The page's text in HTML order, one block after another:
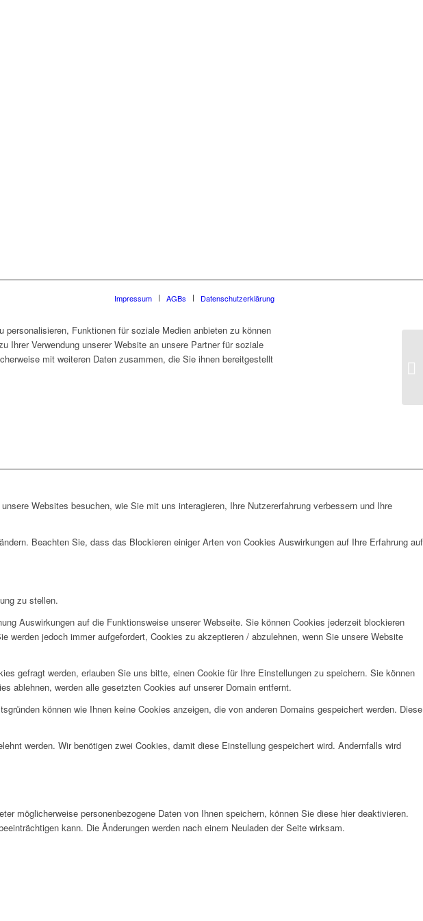
Impressum AGBs Datenschutzerklärung
Funktionen für soziale Medien anbieten zu können
Ihrer Verwendung unserer Website an unsere Partner für soziale
mit weiteren Daten zusammen, die Sie ihnen bereitgestellt
Websites besuchen, wie Sie mit uns interagieren, Ihre Nutzererfahrung verbessern und Ihre
Beachten Sie, dass das Blockieren einiger Arten von Cookies Auswirkungen auf Ihre Erfahrung auf
zu stellen.
Auswirkungen auf die Funktionsweise unserer Webseite. Sie können Cookies jederzeit blockieren
jedoch immer aufgefordert, Cookies zu akzeptieren / abzulehnen, wenn Sie unsere Website
gefragt werden, erlauben Sie uns bitte, einen Cookie für Ihre Einstellungen zu speichern. Sie können
ablehnen, werden alle gesetzten Cookies auf unserer Domain entfernt.
können wie Ihnen keine Cookies anzeigen, die von anderen Domains gespeichert werden. Diese
werden. Wir benötigen zwei Cookies, damit diese Einstellung gespeichert wird. Andernfalls wird
möglicherweise personenbezogene Daten von Ihnen speichern, können Sie diese hier deaktivieren.
kann. Die Änderungen werden nach einem Neuladen der Seite wirksam.